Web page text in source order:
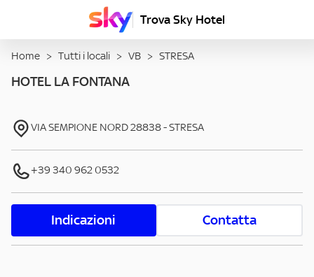
Trova Sky Hotel
Home > Tutti i locali > VB > STRESA
HOTEL LA FONTANA
VIA SEMPIONE NORD28838-STRESA
+39 340 962 0532
Indicazioni Contatta